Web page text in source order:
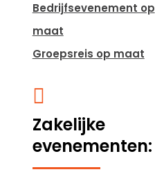
Bedrijfsevenement op
maat
Groepsreis op maat

Zakelijke
evenementen: